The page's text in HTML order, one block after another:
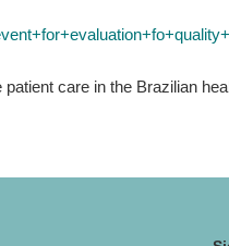
care in the Brazilian